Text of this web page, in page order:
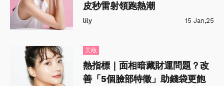
皮秒雷射領跑熱潮
lily 15 Jan,25
美妝
熱指標｜面相暗藏財運問題？改
善「5個臉部特徵」助錢袋更飽